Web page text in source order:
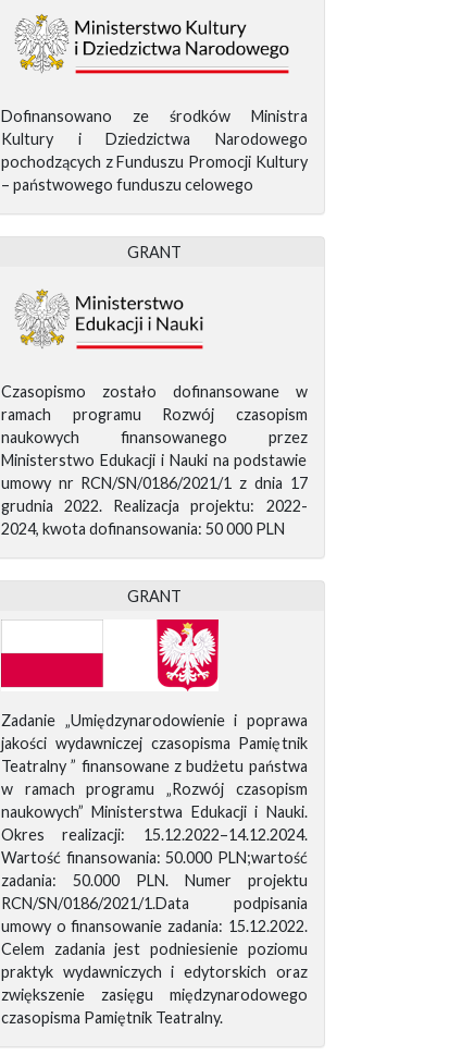
Dofinansowano ze środków Ministra
Kultury i Dziedzictwa Narodowego
pochodzących z Funduszu Promocji Kultury
– państwowego funduszu celowego
GRANT
Czasopismo zostało dofinansowane w
ramach programu Rozwój czasopism
naukowych finansowanego przez
Ministerstwo Edukacji i Nauki na podstawie
umowy nr RCN/SN/0186/2021/1 z dnia 17
grudnia 2022. Realizacja projektu: 2022-
2024, kwota dofinansowania: 50 000 PLN
GRANT
Zadanie „Umiędzynarodowienie i poprawa
jakości wydawniczej czasopisma Pamiętnik
Teatralny ” finansowane z budżetu państwa
w ramach programu „Rozwój czasopism
naukowych” Ministerstwa Edukacji i Nauki.
Okres realizacji: 15.12.2022–14.12.2024.
Wartość finansowania: 50.000 PLN;wartość
zadania: 50.000 PLN. Numer projektu
RCN/SN/0186/2021/1.Data podpisania
umowy o finansowanie zadania: 15.12.2022.
Celem zadania jest podniesienie poziomu
praktyk wydawniczych i edytorskich oraz
zwiększenie zasięgu międzynarodowego
czasopisma Pamiętnik Teatralny.